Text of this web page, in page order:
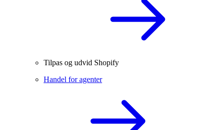
Tilpas og udvid Shopify
Handel for agenter